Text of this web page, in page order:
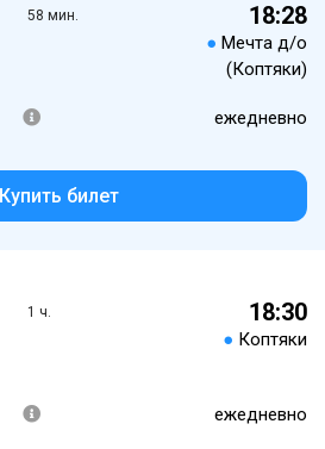
58 мин. 18:28
● Мечта д/о
(Коптяки)
ежедневно
Купить билет
1 ч. 18:30
● Коптяки
ежедневно